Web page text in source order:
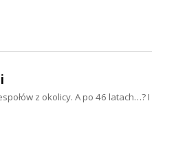
z okolicy. A po 46 latach…? I